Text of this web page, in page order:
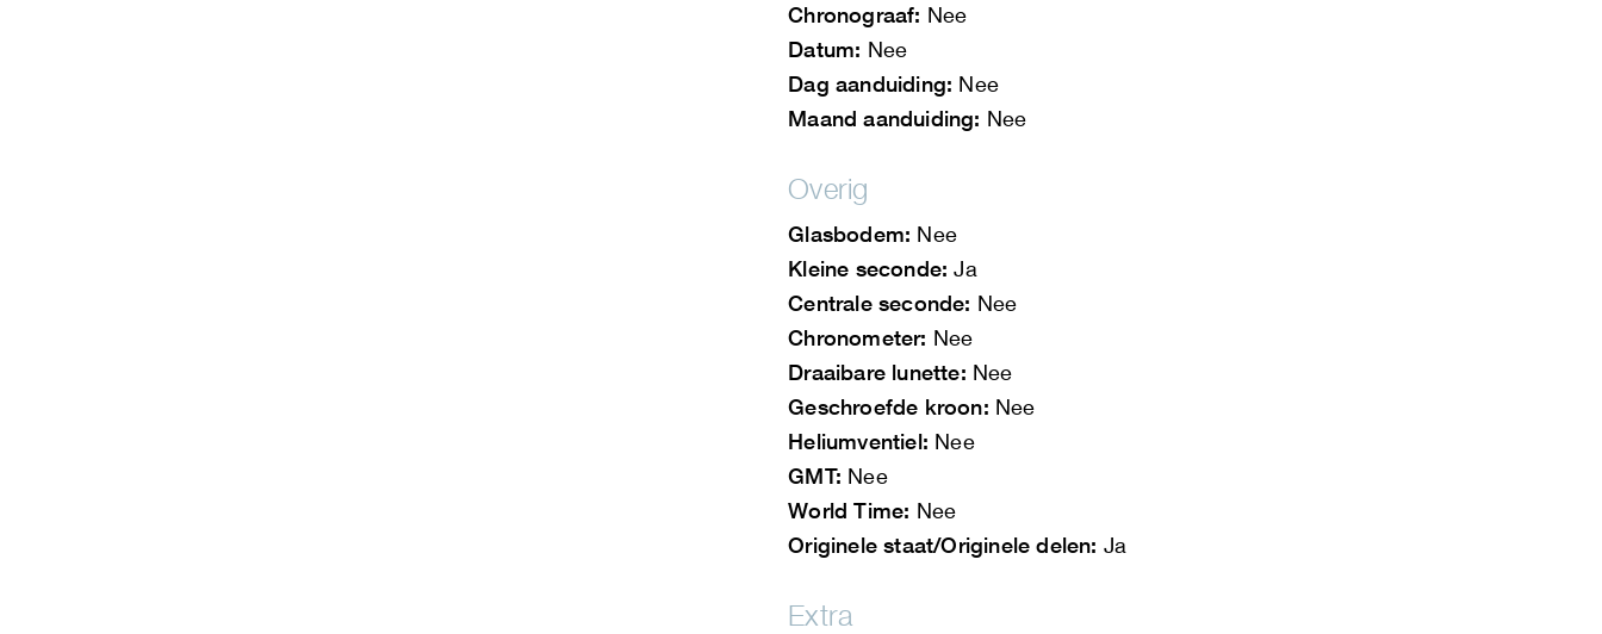
Chronograaf: Nee
Datum: Nee
Dag aanduiding: Nee
Maand aanduiding: Nee
Overig
Glasbodem: Nee
Kleine seconde: Ja
Centrale seconde: Nee
Chronometer: Nee
Draaibare lunette: Nee
Geschroefde kroon: Nee
Heliumventiel: Nee
GMT: Nee
World Time: Nee
Originele staat/Originele delen: Ja
Extra